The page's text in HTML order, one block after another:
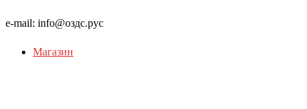
e-mail: info@оздс.рус
Магазин